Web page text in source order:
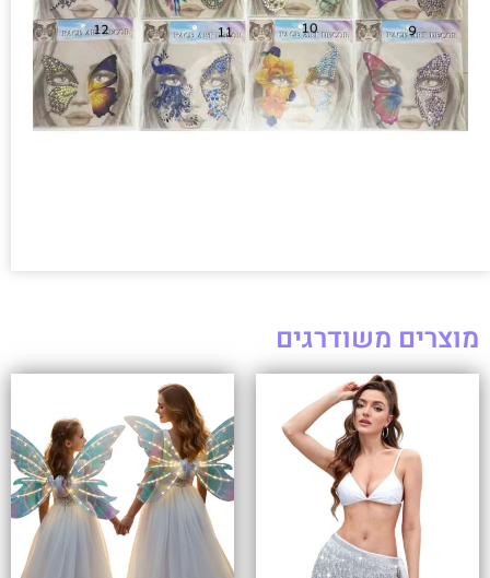
מוצרים משודרגים